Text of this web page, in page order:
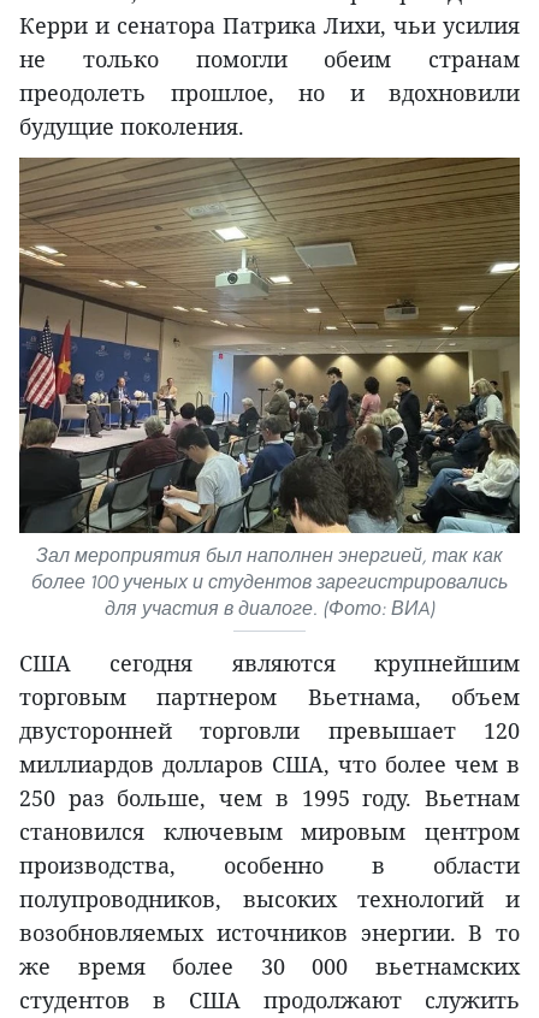
Керри и сенатора Патрика Лихи, чьи усилия
не только помогли обеим странам
преодолеть прошлое, но и вдохновили
будущие поколения.
Зал мероприятия был наполнен энергией, так как
более 100 ученых и студентов зарегистрировались
для участия в диалоге. (Фото: ВИA)
США сегодня являются крупнейшим
торговым партнером Вьетнама, объем
двусторонней торговли превышает 120
миллиардов долларов США, что более чем в
250 раз больше, чем в 1995 году. Вьетнам
становился ключевым мировым центром
производства, особенно в области
полупроводников, высоких технологий и
возобновляемых источников энергии. В то
же время более 30 000 вьетнамских
студентов в США продолжают служить